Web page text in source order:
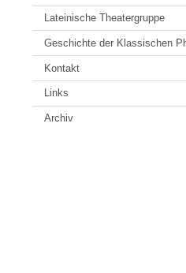
Lateinische Theatergruppe
Geschichte der Klassischen
Kontakt
Links
Archiv